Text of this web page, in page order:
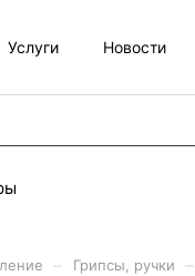
Услуги Новости
Грипсы, ручки